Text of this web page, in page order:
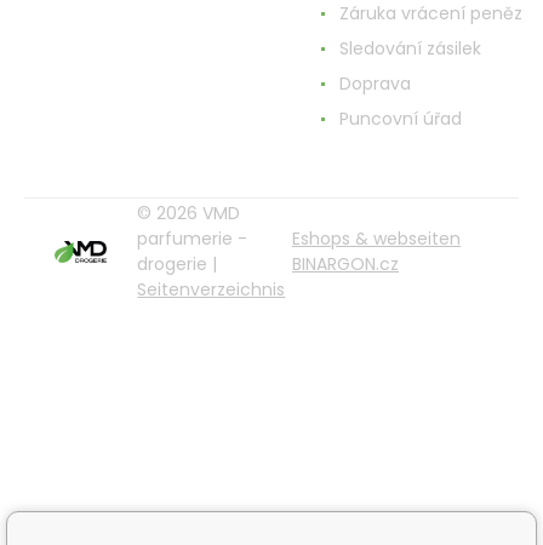
Záruka vrácení peněz
Sledování zásilek
Doprava
Puncovní úřad
© 2026 VMD
parfumerie -
drogerie |
Seitenverzeichnis
Eshops & webseiten
BINARGON.cz